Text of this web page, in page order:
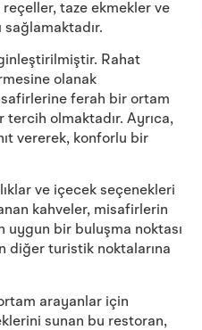
reçeller, taze ekmekler ve
Rahat
olanak
ferah bir ortam
tercih olmaktadır. Ayrıca,
vererek, konforlu bir
ve içecek seçenekleri
kahveler, misafirlerin
uygun bir buluşma noktası
diğer turistik noktalarına
arayanlar için
sunan bu restoran,